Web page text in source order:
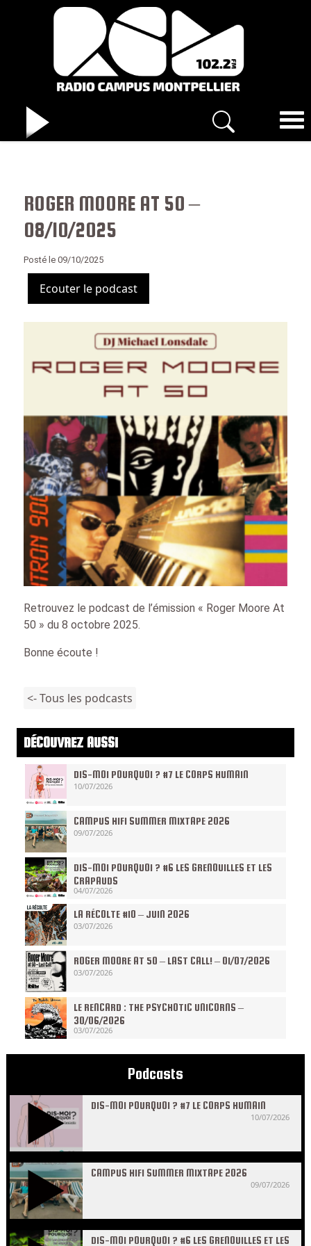
ROGER MOORE AT 50 –
08/10/2025
Posté le 09/10/2025
Ecouter le podcast
Retrouvez le podcast de l’émission « Roger Moore At
50 » du 8 octobre 2025.
Bonne écoute !
<- Tous les podcasts
DÉCOUVREZ AUSSI
DIS-MOI POURQUOI ? #7 LE CORPS HUMAIN
10/07/2026
CAMPUS HIFI SUMMER MIXTAPE 2026
09/07/2026
DIS-MOI POURQUOI ? #6 LES GRENOUILLES ET LES
CRAPAUDS
04/07/2026
LA RÉCOLTE #10 – JUIN 2026
03/07/2026
ROGER MOORE AT 50 – LAST CALL! – 01/07/2026
03/07/2026
LE RENCARD : THE PSYCHOTIC UNICORNS –
30/06/2026
03/07/2026
Podcasts
DIS-MOI POURQUOI ? #7 LE CORPS HUMAIN
10/07/2026
CAMPUS HIFI SUMMER MIXTAPE 2026
09/07/2026
DIS-MOI POURQUOI ? #6 LES GRENOUILLES ET LES